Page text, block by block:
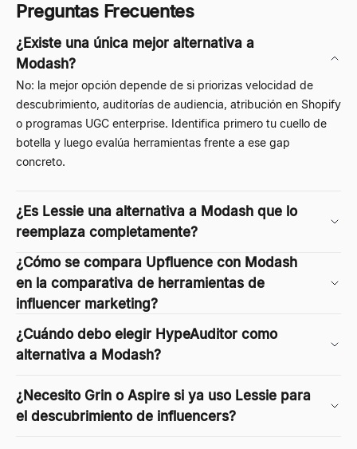
Preguntas Frecuentes
¿Existe una única mejor alternativa a
Modash?
No: la mejor opción depende de si priorizas velocidad de
descubrimiento, auditorías de audiencia, atribución en Shopify
o programas UGC enterprise. Identifica primero tu cuello de
botella y luego evalúa herramientas frente a ese gap
concreto.
¿Es Lessie una alternativa a Modash que lo
reemplaza completamente?
¿Cómo se compara Upfluence con Modash
en la comparativa de herramientas de
influencer marketing?
¿Cuándo debo elegir HypeAuditor como
alternativa a Modash?
¿Necesito Grin o Aspire si ya uso Lessie para
el descubrimiento de influencers?